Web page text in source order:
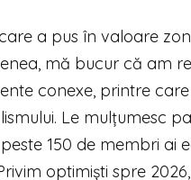
a pus în valoare
mă bucur că am
conexe, printre
Le mulțumesc
150 de membri ai
optimiști spre